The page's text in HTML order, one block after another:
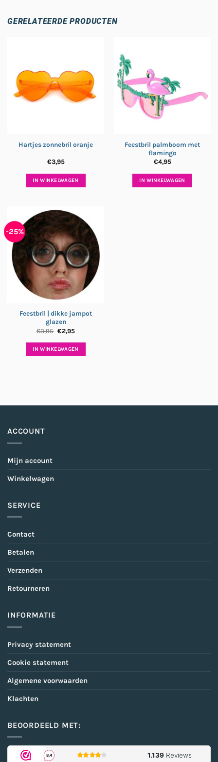
GERELATEERDE PRODUCTEN
Hartjes zonnebril oranje
€3,95
IN WINKELWAGEN
Feestbril palmboom met
flamingo
€4,95
IN WINKELWAGEN
-25%
Feestbril | dikke jampot
glazen
€3,95 Oorspronkelijke
prijs
was:
€3,95.
€2,95Huidige
is:
€2,95.
IN WINKELWAGEN
ACCOUNT
Mijn account
Winkelwagen
SERVICE
Contact
Betalen
Verzenden
Retourneren
INFORMATIE
Privacy statement
Cookie statement
Algemene voorwaarden
Klachten
BEOORDEELD MET: